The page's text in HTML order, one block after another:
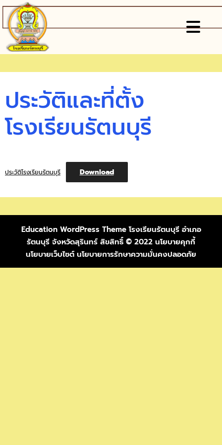
ประวัติและที่ตั้ง
โรงเรียนรัตนบุรี
ประวัติโรงเรียนรัตนบุรี Download
Education WordPress Themeโรงเรียนรัตนบุรี อำเภอ
รัตนบุรี จังหวัดสุรินทร์ สิขสิทธิ์ © 2022 นโยบายคุกกี้
นโยบายเว็บไซต์ นโยบายการรักษาความมั่นคงปลอดภัย